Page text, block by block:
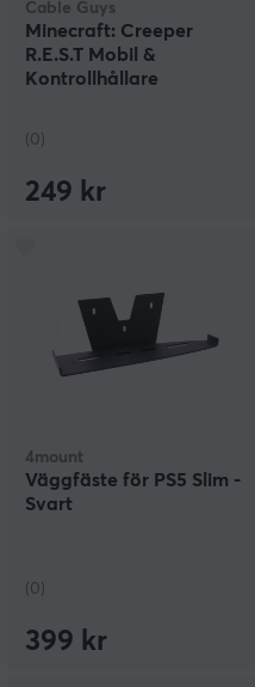
Cable Guys
Minecraft: Creeper
R.E.S.T Mobil &
Kontrollhållare
(0)
249 kr
4mount
Väggfäste för PS5 Slim -
Svart
(0)
399 kr